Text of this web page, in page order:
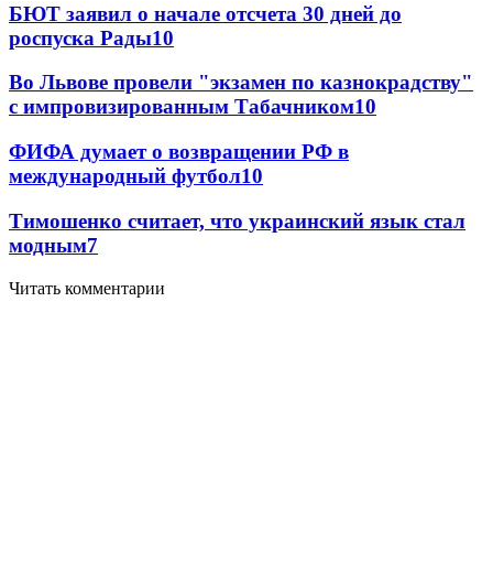
БЮТ заявил о начале отсчета 30 дней до
роспуска Рады10
Во Львове провели "экзамен по казнокрадству"
с импровизированным Табачником10
ФИФА думает о возвращении РФ в
международный футбол10
Тимошенко считает, что украинский язык стал
модным7
Читать комментарии